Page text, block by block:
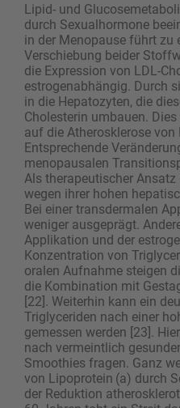
Lipid- und
durch Sexualhormone
in der Menopause führt zu
Verschiebung beider
die Expression von LDL-
estrogenabhängig. Durch
in die Hepatozyten, die
Cholesterin umbauen.
auf die Atherosklerose von
Entsprechende
menopausalen
Als therapeutischer
wegen ihrer hohen
Bei einer transdermalen
weniger ausgeprägt.
Applikation und der
Konzentration von
oralen Aufnahme steigen
die Kombination mit
[22]. ­Weiterhin kann ein
Triglyceriden nach einer
gemessen werden [23].
nach vermeintlich
Smoothies fragen. Ganz
von Lipoprotein (a) durch
der Reduktion